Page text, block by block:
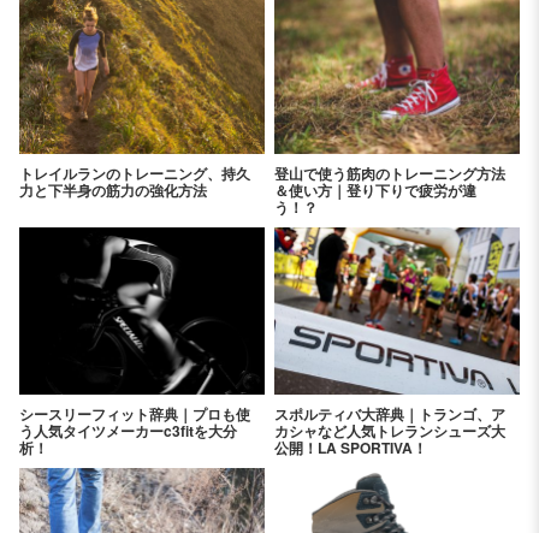
トレイルランのトレーニング、持久
力と下半身の筋力の強化方法
登山で使う筋肉のトレーニング方法
＆使い方｜登り下りで疲労が違
う！？
シースリーフィット辞典｜プロも使
う人気タイツメーカーc3fitを大分
析！
スポルティバ大辞典｜トランゴ、ア
カシャなど人気トレランシューズ大
公開！LA SPORTIVA！